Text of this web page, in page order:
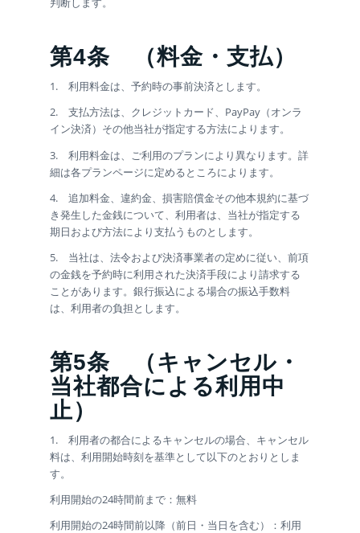
第4条 （料金・支払）
1. 利用料金は、予約時の事前決済とします。
2. 支払方法は、クレジットカード、PayPay（オンラ
イン決済）その他当社が指定する方法によります。
3. 利用料金は、ご利用のプランにより異なります。詳
細は各プランページに定めるところによります。
4. 追加料金、違約金、損害賠償金その他本規約に基づ
き発生した金銭について、利用者は、当社が指定する
期日および方法により支払うものとします。
5. 当社は、法令および決済事業者の定めに従い、前項
の金銭を予約時に利用された決済手段により請求する
ことがあります。銀行振込による場合の振込手数料
は、利用者の負担とします。
第5条 （キャンセル・
当社都合による利用中
止）
1. 利用者の都合によるキャンセルの場合、キャンセル
料は、利用開始時刻を基準として以下のとおりとしま
す。
利用開始の24時間前まで：無料
利用開始の24時間前以降（前日・当日を含む）：利用